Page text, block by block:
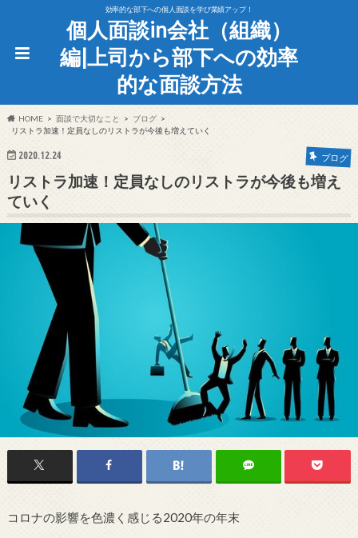
効率的な部下への個人面談を学び業績アップ！
個人面談in会社（組織）
編|上司から部下への効率
的な面談方法
HOME 面談で大切なこと
ブログ
リストラ加速！定員なしのリストラが今後も増えていく
2020.12.24 ブログ
リストラ加速！定員なしのリストラが今後も増え
ていく
コロナの影響を色濃く感じる2020年の年末